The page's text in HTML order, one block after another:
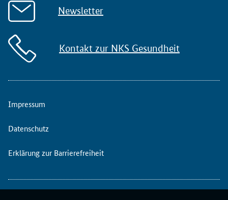
Newsletter
Kontakt zur NKS Gesundheit
Impressum
Datenschutz
Erklärung zur Barrierefreiheit